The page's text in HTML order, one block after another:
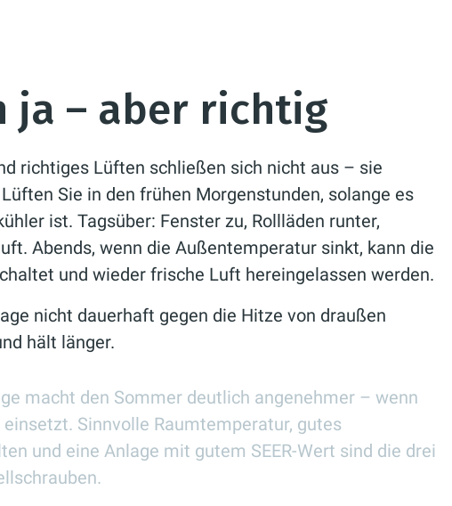
ja – aber richtig
richtiges Lüften schließen sich nicht aus – sie
Sie in den frühen Morgenstunden, solange es
ist. Tagsüber: Fenster zu, Rollläden runter,
Abends, wenn die Außentemperatur sinkt, kann die
und wieder frische Luft hereingelassen werden.
nicht dauerhaft gegen die Hitze von draußen
hält länger.
macht den Sommer deutlich angenehmer – wenn
Sinnvolle Raumtemperatur, gutes
und eine Anlage mit gutem SEER-Wert sind die drei